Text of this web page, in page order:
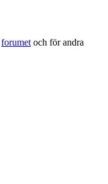
forumet och för andra